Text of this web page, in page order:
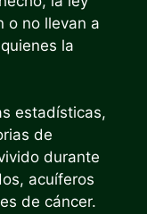
o no llevan a
la
estadísticas,
de
durante
acuíferos
de cáncer.